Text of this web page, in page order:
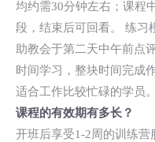
均约需30分钟左右；课程
段，结束后可回看。 练习
助教会于第二天中午前点
时间学习，整块时间完成
适合工作比较忙碌的学员。
课程的有效期有多长？
开班后享受1-2周的训练营